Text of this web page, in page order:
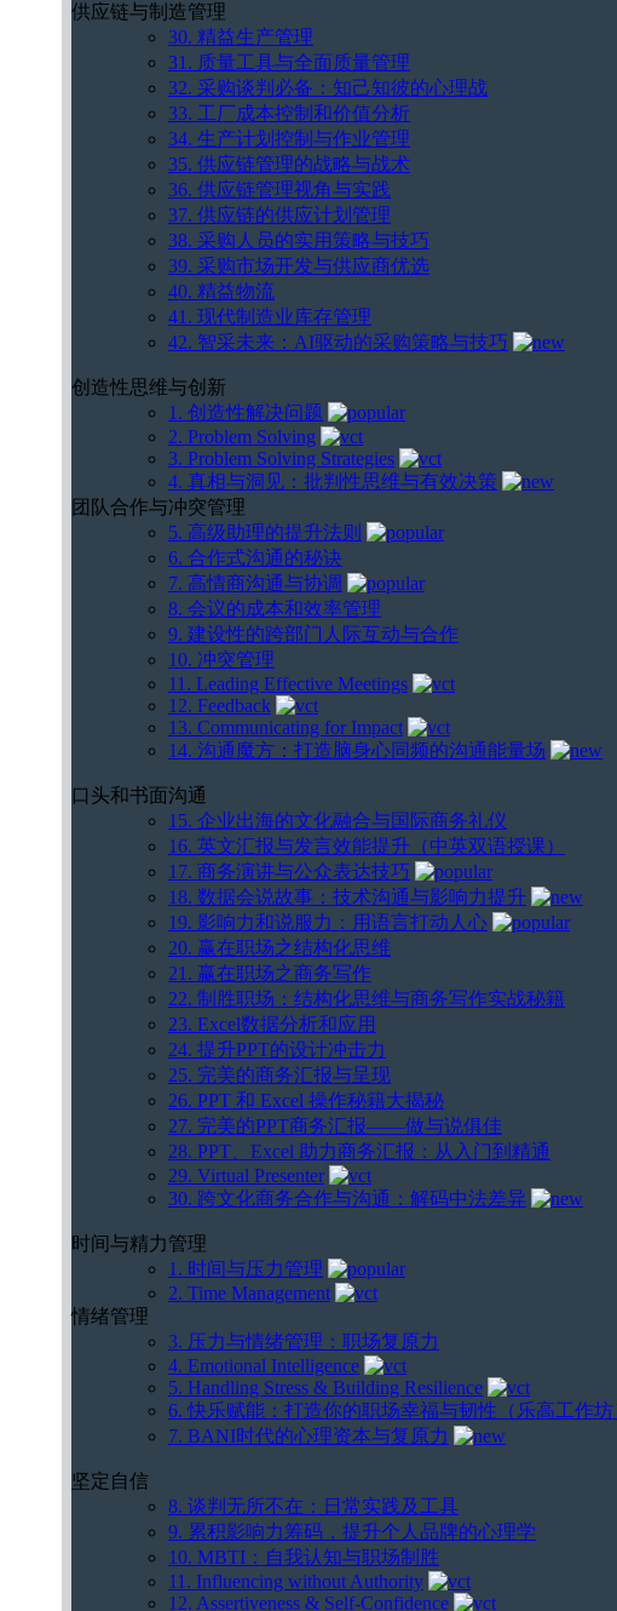
供应链与制造管理
30. 精益生产管理
31. 质量工具与全面质量管理
32. 采购谈判必备：知己知彼的心理战
33. 工厂成本控制和价值分析
34. 生产计划控制与作业管理
35. 供应链管理的战略与战术
36. 供应链管理视角与实践
37. 供应链的供应计划管理
38. 采购人员的实用策略与技巧
39. 采购市场开发与供应商优选
40. 精益物流
41. 现代制造业库存管理
42. 智采未来：AI驱动的采购策略与技巧
创造性思维与创新
1. 创造性解决问题
2. Problem Solving
3. Problem Solving Strategies
4. 真相与洞见：批判性思维与有效决策
团队合作与冲突管理
5. 高级助理的提升法则
6. 合作式沟通的秘诀
7. 高情商沟通与协调
8. 会议的成本和效率管理
9. 建设性的跨部门人际互动与合作
10. 冲突管理
11. Leading Effective Meetings
12. Feedback
13. Communicating for Impact
14. 沟通魔方：打造脑身心同频的沟通能量场
口头和书面沟通
15. 企业出海的文化融合与国际商务礼仪
16. 英文汇报与发言效能提升（中英双语授课）
17. 商务演讲与公众表达技巧
18. 数据会说故事：技术沟通与影响力提升
19. 影响力和说服力：用语言打动人心
20. 赢在职场之结构化思维
21. 赢在职场之商务写作
22. 制胜职场：结构化思维与商务写作实战秘籍
23. Excel数据分析和应用
24. 提升PPT的设计冲击力
25. 完美的商务汇报与呈现
26. PPT 和 Excel 操作秘籍大揭秘
27. 完美的PPT商务汇报——做与说俱佳
28. PPT、Excel 助力商务汇报：从入门到精通
29. Virtual Presenter
30. 跨文化商务合作与沟通：解码中法差异
时间与精力管理
1. 时间与压力管理
2. Time Management
情绪管理
3. 压力与情绪管理：职场复原力
4. Emotional Intelligence
5. Handling Stress & Building Resilience
6. 快乐赋能：打造你的职场幸福与韧性（乐高工作坊
7. BANI时代的心理资本与复原力
坚定自信
8. 谈判无所不在：日常实践及工具
9. 累积影响力筹码，提升个人品牌的心理学
10. MBTI：自我认知与职场制胜
11. Influencing without Authority
12. Assertiveness & Self-Confidence